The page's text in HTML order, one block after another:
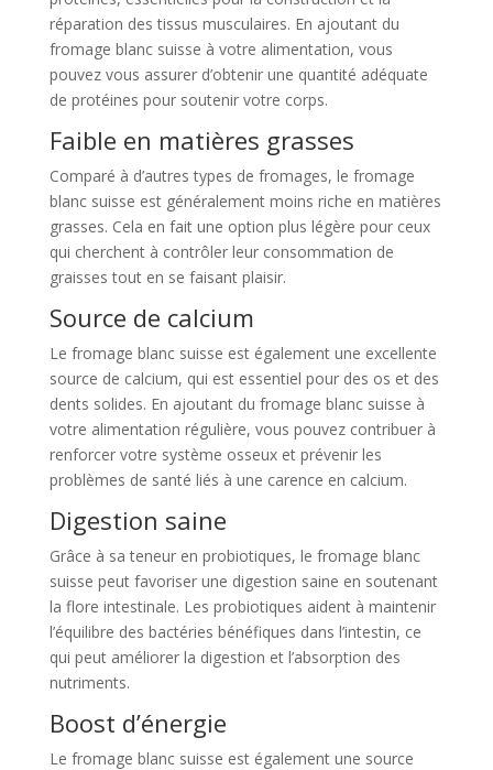
réparation des tissus musculaires. En ajoutant du
fromage blanc suisse à votre alimentation, vous
pouvez vous assurer d’obtenir une quantité adéquate
de protéines pour soutenir votre corps.
Faible en matières grasses
Comparé à d’autres types de fromages, le fromage
blanc suisse est généralement moins riche en matières
grasses. Cela en fait une option plus légère pour ceux
qui cherchent à contrôler leur consommation de
graisses tout en se faisant plaisir.
Source de calcium
Le fromage blanc suisse est également une excellente
source de calcium, qui est essentiel pour des os et des
dents solides. En ajoutant du fromage blanc suisse à
votre alimentation régulière, vous pouvez contribuer à
renforcer votre système osseux et prévenir les
problèmes de santé liés à une carence en calcium.
Digestion saine
Grâce à sa teneur en probiotiques, le fromage blanc
suisse peut favoriser une digestion saine en soutenant
la flore intestinale. Les probiotiques aident à maintenir
l’équilibre des bactéries bénéfiques dans l’intestin, ce
qui peut améliorer la digestion et l’absorption des
nutriments.
Boost d’énergie
Le fromage blanc suisse est également une source